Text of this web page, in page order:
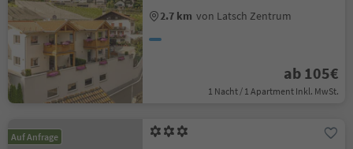
2.7 km von Latsch Zentrum
ab 105€
1 Nacht / 1 Apartment Inkl. MwSt.
Auf Anfrage